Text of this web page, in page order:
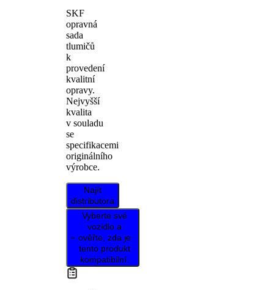
SKF
opravná
sada
tlumičů
k
provedení
kvalitní
opravy.
Nejvyšší
kvalita
v souladu
se
specifikacemi
originálního
výrobce.
Najít
distributora
Vyberte své
vozidlo a
ověřte, zda je
tento produkt
kompatibilní.